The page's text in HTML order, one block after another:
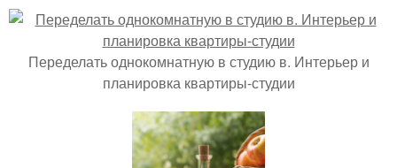
Переделать однокомнатную в студию в. Интерьер и
планировка квартиры-студии